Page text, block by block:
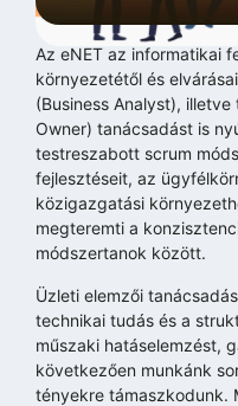
Az eNET az informatikai
környezetétől és
(Business Analyst),
Owner) tanácsadást is
testreszabott scrum
fejlesztéseit, az
közigazgatási
megteremti a
módszertanok között.
Üzleti elemzői
technikai tudás és a
műszaki hatáselemzést,
következően munkánk
tényekre támaszkodunk.